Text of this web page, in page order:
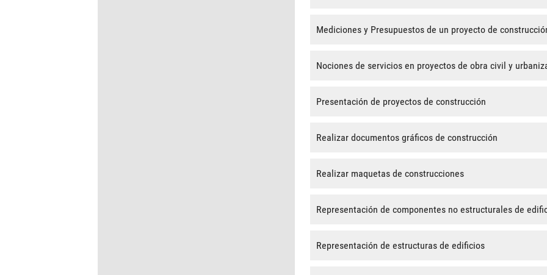
Mediciones y Presupuestos de un proyecto de
Nociones de servicios en proyectos de obra civil y
Presentación de proyectos de construcción
Realizar documentos gráficos de construcción
Realizar maquetas de construcciones
Representación de componentes no estructurales de
Representación de estructuras de edificios